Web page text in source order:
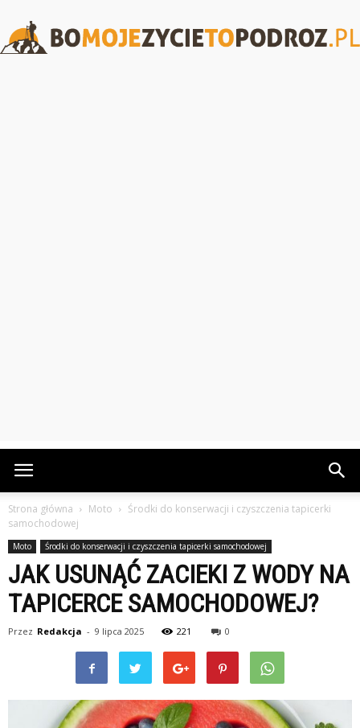
Strona główna Moto
Środki do konserwacji i czyszczenia tapicerki
samochodowej
Moto Środki do konserwacji i czyszczenia tapicerki samochodowej
JAK USUNĄĆ ZACIEKI Z WODY NA
TAPICERCE SAMOCHODOWEJ?
Przez Redakcja - 9 lipca 2025 221 0